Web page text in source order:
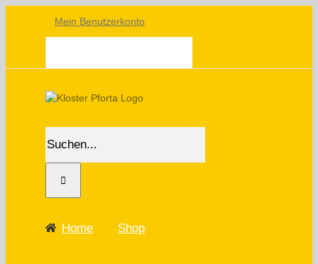
Mein Benutzerkonto
nach:
Home Shop